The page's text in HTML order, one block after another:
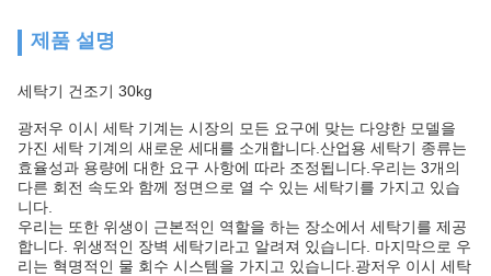
제품 설명
세탁기 건조기 30kg
광저우 이시 세탁 기계는 시장의 모든 요구에 맞는 다양한 모델을
가진 세탁 기계의 새로운 세대를 소개합니다.산업용 세탁기 종류는
효율성과 용량에 대한 요구 사항에 따라 조정됩니다.우리는 3개의
다른 회전 속도와 함께 정면으로 열 수 있는 세탁기를 가지고 있습
니다.
우리는 또한 위생이 근본적인 역할을 하는 장소에서 세탁기를 제공
합니다. 위생적인 장벽 세탁기라고 알려져 있습니다. 마지막으로 우
리는 혁명적인 물 회수 시스템을 가지고 있습니다.광저우 이시 세탁